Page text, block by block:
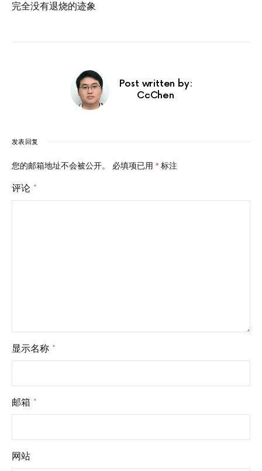
完全没有退烧的迹象
Post written by:
CcChen
发表回复
您的邮箱地址不会被公开。 必填项已用 * 标注
评论 *
显示名称 *
邮箱 *
网站